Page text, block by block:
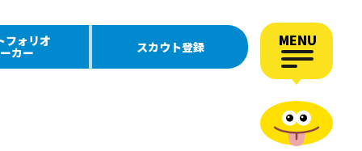
フォリオ
カー スカウト登録 MENU